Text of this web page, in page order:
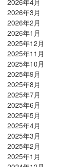
2026年4月
2026年3月
2026年2月
2026年1月
2025年12月
2025年11月
2025年10月
2025年9月
2025年8月
2025年7月
2025年6月
2025年5月
2025年4月
2025年3月
2025年2月
2025年1月